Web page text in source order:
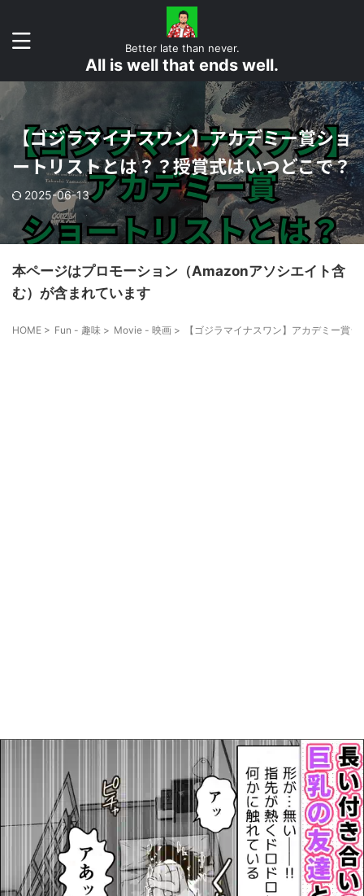
Better late than never.
All is well that ends well.
【ゴジラマイナスワン】アカデミー賞ショ
ートリストとは？？授賞式はいつどこで？
2025-06-13
本ページはプロモーション（Amazonアソシエイト含
む）が含まれています
HOME > Fun - 趣味 > Movie - 映画 > 【ゴジラマイナスワン】アカデミー賞